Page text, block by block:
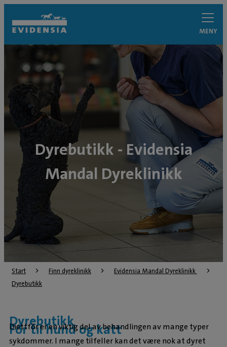
MENY
Dyrebutikk - Evidensia
Mandal Dyreklinikk
Start Finn dyreklinikk
Evidensia Mandal Dyreklinikk
Dyrebutikk
Dyrebutikk
Fôr til hund og katt
Diettfõr er en viktig del av behandlingen av mange typer
sykdommer. I mange tilfeller kan det være nok at dyret